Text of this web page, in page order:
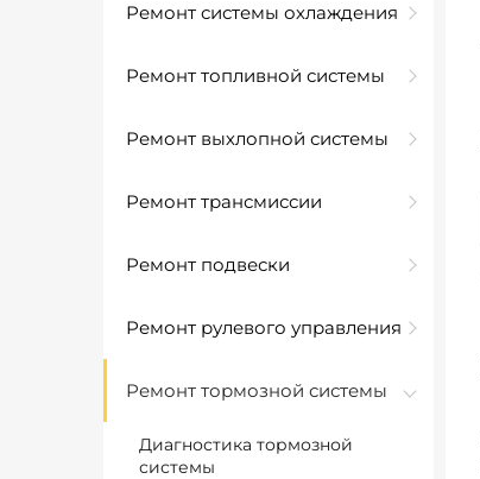
Ремонт системы охлаждения
Ремонт топливной системы
Ремонт выхлопной системы
Ремонт трансмиссии
Ремонт подвески
Ремонт рулевого управления
Ремонт тормозной системы
Диагностика тормозной
системы